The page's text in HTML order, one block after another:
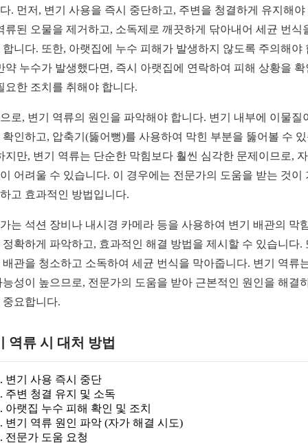
. 먼저, 변기 사용을 즉시 중단하고, 주변을 청결하게 유지해야
류된 오물을 제거하고, 소독제로 깨끗하게 닦아내어 세균 번식
합니다. 또한, 아랫집에 누수 피해가 발생하지 않도록 주의해야
약 누수가 발생했다면, 즉시 아랫집에 연락하여 피해 상황을 확
요한 조치를 취해야 합니다.
로, 변기 역류의 원인을 파악해야 합니다. 변기 내부에 이물질
확인하고, 압축기(뚫어뻥)를 사용하여 막힌 부분을 뚫어볼 수
지만, 변기 역류는 단순한 막힘보다 훨씬 심각한 문제이므로,
어려울 수 있습니다. 이 경우에는 전문가의 도움을 받는 것이
고 효과적인 방법입니다.
는 석션 장비나 내시경 카메라 등을 사용하여 변기 배관의 막
정확하게 파악하고, 효과적인 해결 방법을 제시할 수 있습니다.
배관을 청소하고 소독하여 세균 번식을 막아줍니다. 변기 역류
능성이 높으므로, 전문가의 도움을 받아 근본적인 원인을 해결
중요합니다.
역류 시 대처 방법
변기 사용 즉시 중단
주변 청결 유지 및 소독
아랫집 누수 피해 확인 및 조치
변기 역류 원인 파악 (자가 해결 시도)
전문가 도움 요청